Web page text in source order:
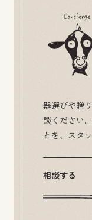
器選びや贈
談ください
とを、スタ
相談する